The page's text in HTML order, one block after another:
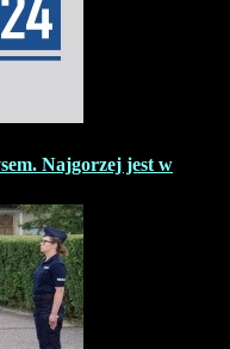
Najgorzej jest w